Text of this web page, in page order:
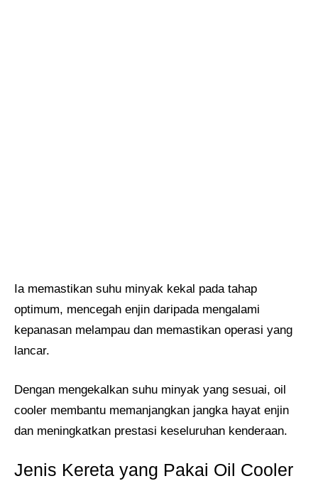
Ia memastikan suhu minyak kekal pada tahap
optimum, mencegah enjin daripada mengalami
kepanasan melampau dan memastikan operasi yang
lancar.
Dengan mengekalkan suhu minyak yang sesuai, oil
cooler membantu memanjangkan jangka hayat enjin
dan meningkatkan prestasi keseluruhan kenderaan.
Jenis Kereta yang Pakai Oil Cooler